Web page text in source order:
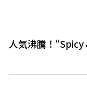
人気沸騰！